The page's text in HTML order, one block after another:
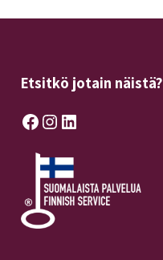
Etsitkö jotain näistä?
Facebook Instagram LinkedIn